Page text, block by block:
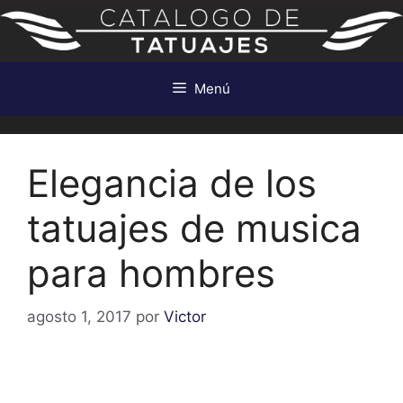
Saltar
contenido
Menú
Elegancia de los
tatuajes de musica
para hombres
agosto 1, 2017 por Victor